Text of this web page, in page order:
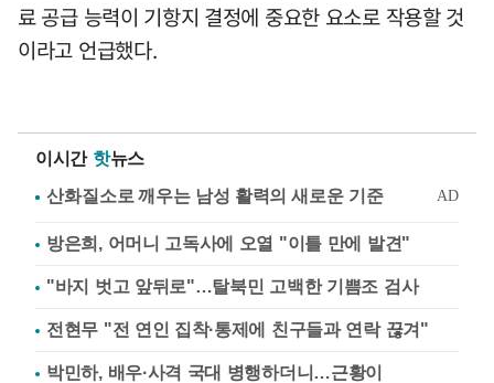
료 공급 능력이 기항지 결정에 중요한 요소로 작용할 것
이라고 언급했다.
이시간 핫뉴스
방은희, 어머니 고독사에 오열 "이틀 만에 발견"
"바지 벗고 앞뒤로"…탈북민 고백한 기쁨조 검사
전현무 "전 연인 집착·통제에 친구들과 연락 끊겨"
박민하, 배우·사격 국대 병행하더니…근황이